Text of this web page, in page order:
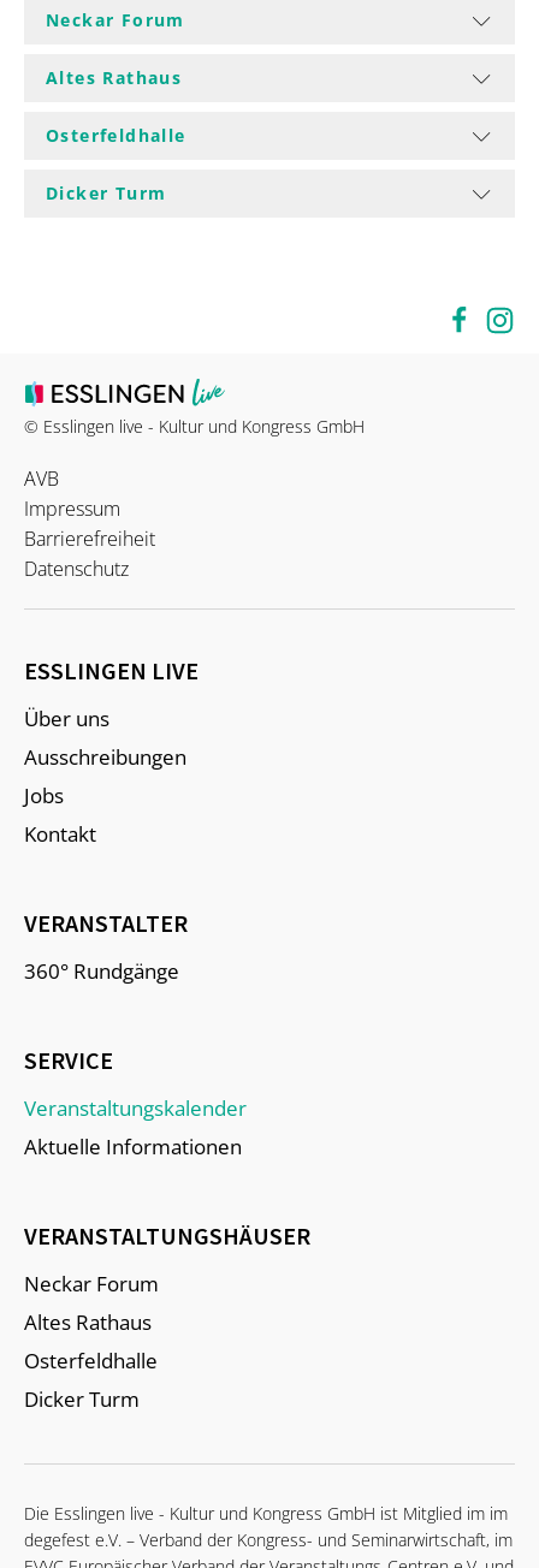
Neckar Forum
Altes Rathaus
Osterfeldhalle
Dicker Turm
© Esslingen live - Kultur und Kongress GmbH
AVB
Impressum
Barrierefreiheit
Datenschutz
ESSLINGEN LIVE
Über uns
Ausschreibungen
Jobs
Kontakt
VERANSTALTER
360° Rundgänge
SERVICE
Veranstaltungskalender
Aktuelle Informationen
VERANSTALTUNGSHÄUSER
Neckar Forum
Altes Rathaus
Osterfeldhalle
Dicker Turm
Die Esslingen live - Kultur und Kongress GmbH ist Mitglied im im
degefest e.V. – Verband der Kongress- und Seminarwirtschaft, im